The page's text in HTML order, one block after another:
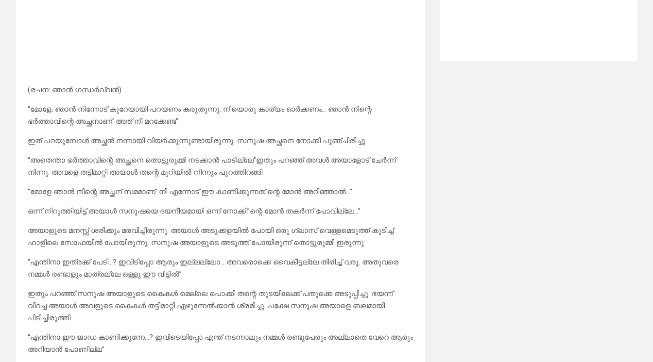
(രചന: ഞാൻ ഗന്ധർവ്വൻ)
“മോളേ, ഞാൻ നിന്നോട് കുറേയായി പറയണം കരുതുന്നു. നീയൊരു കാര്യം ഓർക്കണം… ഞാൻ നിന്റെ
ഭർത്താവിന്റെ അച്ഛനാണ്. അത് നീ മറക്കേണ്ട”
ഇത് പറയുമ്പോൾ അച്ഛൻ നന്നായി വിയർക്കുന്നുണ്ടായിരുന്നു. സനുഷ അച്ഛനെ നോക്കി പുഞ്ചിരിച്ചു
“അതെന്താ ഭർത്താവിന്റെ അച്ഛനെ തൊട്ടുരുമ്മി നടക്കാൻ പാടില്ലേ”ഇതും പറഞ്ഞ് അവൾ അയാളോട് ചേർന്ന്
നിന്നു. അവളെ തട്ടിമാറ്റി അയാൾ തന്റെ മുറിയിൽ നിന്നും പുറത്തിറങ്ങി
“മോളേ ഞാൻ നിന്റെ അച്ഛന് സമമാണ്. നീ എന്നോട് ഈ കാണിക്കുന്നത് ന്റെ മോൻ അറിഞ്ഞാൽ…”
ഒന്ന് നിറുത്തിയിട്ട് അയാൾ സനുഷയെ ദയനീയമായി ഒന്ന് നോക്കി”ന്റെ മോൻ തകർന്ന് പോവില്ലേ…”
അയാളുടെ മനസ്സ് ശരിക്കും മരവിച്ചിരുന്നു. അയാൾ അടുക്കളയിൽ പോയി ഒരു ഗ്ലാസ്‌ വെള്ളമെടുത്ത് കുടിച്ച്
ഹാളിലെ സോഫയിൽ പോയിരുന്നു. സനുഷ അയാളുടെ അടുത്ത് പോയിരുന്ന് തൊട്ടുരുമ്മി ഇരുന്നു
“എന്തിനാ ഇത്രക്ക് പേടി…? ഇവിടിപ്പോ ആരും ഇല്ലല്ലോ… അവരൊക്കെ വൈകീട്ടല്ലേ തിരിച്ച് വരൂ. അതുവരെ
നമ്മൾ രണ്ടാളും മാത്രല്ലേ ഒള്ളൂ ഈ വീട്ടിൽ”
ഇതും പറഞ്ഞ് സനുഷ അയാളുടെ കൈകൾ മെല്ലെ പൊക്കി തന്റെ തുടയിലേക്ക് പതുക്കെ അടുപ്പിച്ചു. ഭയന്ന്
വിറച്ച അയാൾ അവളുടെ കൈകൾ തട്ടിമാറ്റി എഴുന്നേൽക്കാൻ ശ്രമിച്ചു. പക്ഷേ സനുഷ അയാളെ ബലമായി
പിടിച്ചിരുത്തി
“എന്തിനാ ഈ ജാഡ കാണിക്കുന്നേ…? ഇവിടെയിപ്പോ എന്ത് നടന്നാലും നമ്മൾ രണ്ടുപേരും അല്ലാതെ വേറെ ആരും
അറിയാൻ പോണില്ല”